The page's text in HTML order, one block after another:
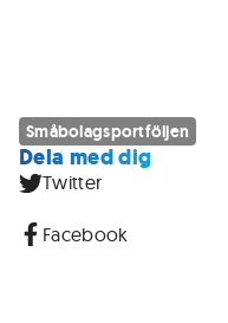
Småbolagsportföljen
Dela med dig
Twitter
Facebook